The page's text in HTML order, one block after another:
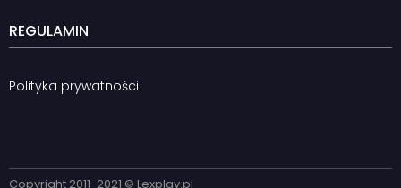
REGULAMIN
Polityka prywatności
Copyright 2011-2021 © Lexplay.pl​